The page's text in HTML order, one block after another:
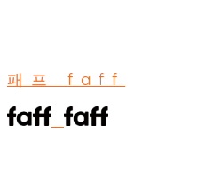
패프 faff